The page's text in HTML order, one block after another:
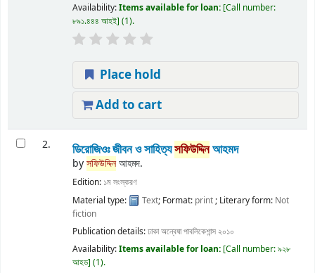
Availability:Items available for loan: Call number:
৮৯১.৪৪৪ আহই (1).
Place hold
Add to cart
2. ডিরোজিওঃ জীবন ও সাহিত্যসফিউদ্দিনআহমদ
byসফিউদ্দিনআহমদ.
Edition: ১ম সংস্করণ
Material type:
Text; Format: print; Literary form: Not
fiction
Publication details:ঢাকাঅন্বেষা পাবলিকেশান্স ২০১০
Availability:Items available for loan: Call number:৯২৮
আহড (1).